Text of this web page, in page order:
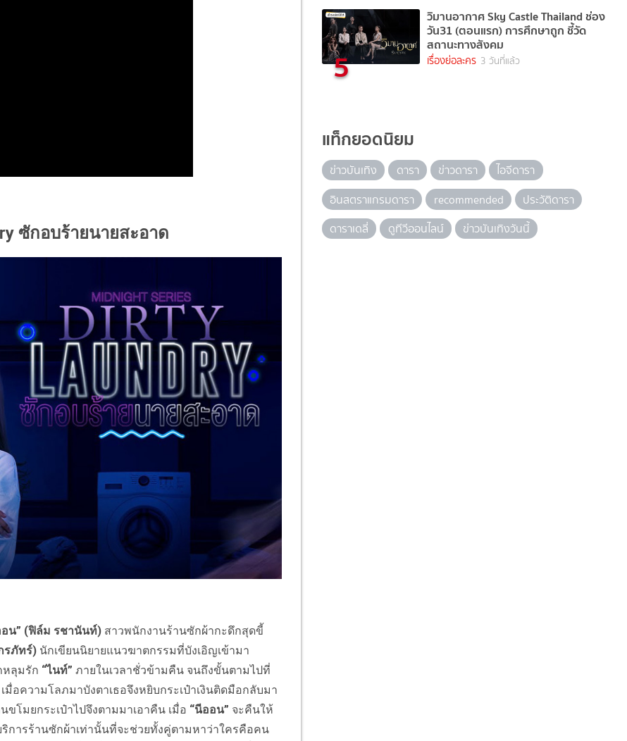
ซักอบร้ายนายสะอาด
น” (ฟิล์ม รชานันท์) สาวพนักงานร้านซักผ้ากะดึกสุดขี้
รภัทร์) นักเขียนนิยายแนวฆาตกรรมที่บังเอิญเข้ามา
หลุมรัก “ไนท์” ภายในเวลาชั่วข้ามคืน จนถึงขั้นตามไปที่
มื่อความโลภมาบังตาเธอจึงหยิบกระเป๋าเงินติดมือกลับมา
ขโมยกระเป๋าไปจึงตามมาเอาคืน เมื่อ “นีออน” จะคืนให้
การร้านซักผ้าเท่านั้นที่จะช่วยทั้งคู่ตามหาว่าใครคือคน
5
วิมานอากาศ Sky Castle Thailand ช่อง
วัน31 (ตอนแรก) การศึกษาถูก ชี้วัด
สถานะทางสังคม
เรื่องย่อละคร 3 วันที่แล้ว
แท็กยอดนิยม
ข่าวบันเทิง ดารา ข่าวดารา
ไอจีดารา
อินสตราแกรมดารา
recommended
ประวัติดารา
ดาราเดลี่
ดูทีวีออนไลน์ ข่าวบันเทิงวันนี้